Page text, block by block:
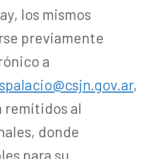
los mismos
previamente
a
,
remitidos al
donde
para su